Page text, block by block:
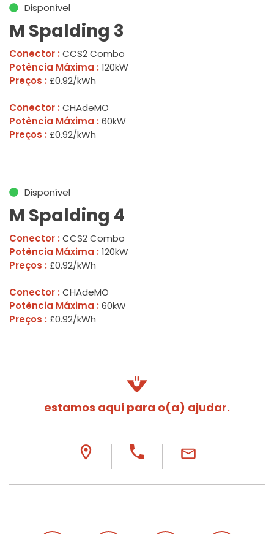
Disponível
M Spalding 3
Conector : CCS2 Combo
Potência Máxima : 120kW
Preços : £0.92/kWh
Conector : CHAdeMO
Potência Máxima : 60kW
Preços : £0.92/kWh
Disponível
M Spalding 4
Conector : CCS2 Combo
Potência Máxima : 120kW
Preços : £0.92/kWh
Conector : CHAdeMO
Potência Máxima : 60kW
Preços : £0.92/kWh
estamos aqui para o(a) ajudar.